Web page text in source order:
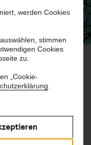
werden Cookies
stimmen
Cookies
zu.
„Cookie-
beginnt
Stelle niemand
daran, eine
Wie hat